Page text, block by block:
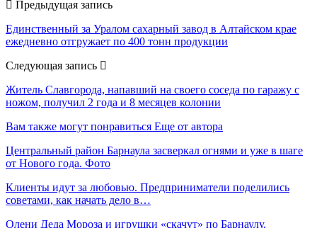
Предыдущая запись
Единственный за Уралом сахарный завод в Алтайском крае
ежедневно отгружает по 400 тонн продукции
Следующая запись
Житель Славгорода, напавший на своего соседа по гаражу с
ножом, получил 2 года и 8 месяцев колонии
Вам также могут понравиться Еще от автора
Центральный район Барнаула засверкал огнями и уже в шаге
от Нового года. Фото
Клиенты идут за любовью. Предприниматели поделились
советами, как начать дело в…
Олени Деда Мороза и игрушки «скачут» по Барнаулу.